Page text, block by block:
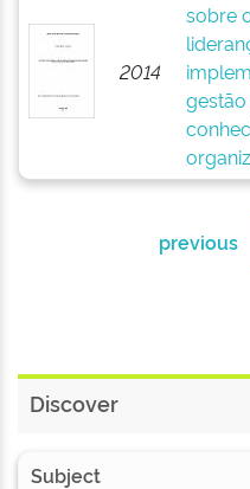
2014
sobre
previous
Discover
Subject